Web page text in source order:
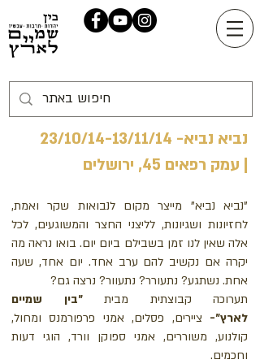
נביא נביא- 23/10/14-13/11/14
| עמק רפאים 45, ירושלים
"נביא נביא" מייצר מקום לנבואות שקר ואמת,
לחזיונות ושגיונות, לליצני החצר והמשוגעים, לכל
אלה שאין לנו זמן בשבילם ביום יום. בואו נראה מה
יקרה אם נקשיב להם ערב אחד. יום אחד, שעה
אחת. נשתגע? נתעורר? נתעוור? נרצה גם?
תערוכה קבוצתית מבית״בין שמיים
לארץ״- ציירים, פסלים, אמני פרפורמנס ומחול,
קולנוע, משוררים, אמני ספוקן וורד, הוגי דעות
וחכמים.